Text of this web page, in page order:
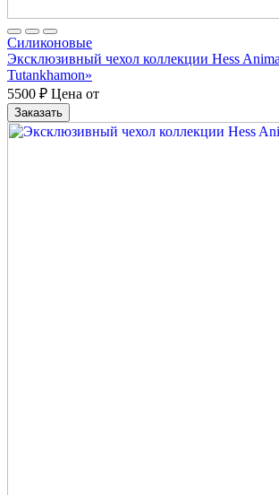
Cиликоновые
Эксклюзивный чехол коллекции Hess
Tutankhamon»
5500 ₽ Цена от
Заказать